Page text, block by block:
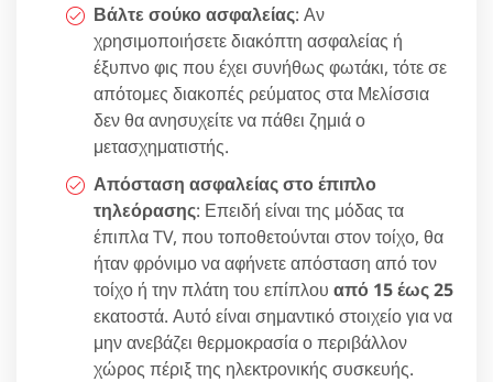
Βάλτε σούκο ασφαλείας: Αν
χρησιμοποιήσετε διακόπτη ασφαλείας ή
έξυπνο φις που έχει συνήθως φωτάκι, τότε σε
απότομες διακοπές ρεύματος στα Μελίσσια
δεν θα ανησυχείτε να πάθει ζημιά ο
μετασχηματιστής.
Απόσταση ασφαλείας στο έπιπλο
τηλεόρασης: Επειδή είναι της μόδας τα
έπιπλα TV, που τοποθετούνται στον τοίχο, θα
ήταν φρόνιμο να αφήνετε απόσταση από τον
τοίχο ή την πλάτη του επίπλου από 15 έως 25
εκατοστά. Αυτό είναι σημαντικό στοιχείο για να
μην ανεβάζει θερμοκρασία ο περιβάλλον
χώρος πέριξ της ηλεκτρονικής συσκευής.